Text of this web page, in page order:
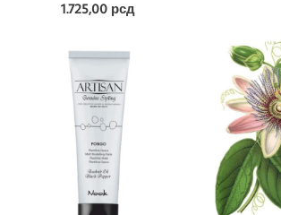
1.725,00 рсд